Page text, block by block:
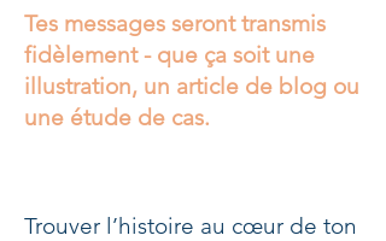
Tes messages seront transmis
fidèlement - que ça soit une
illustration, un article de blog ou
une étude de cas.
Trouver l’histoire au cœur de ton